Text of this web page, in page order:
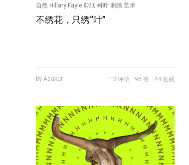
自然 Hillary Fayle 剪纸 树叶 刺绣 艺术
不绣花，只绣“叶”
by Asakur 13 评论 95 赞 44 收藏